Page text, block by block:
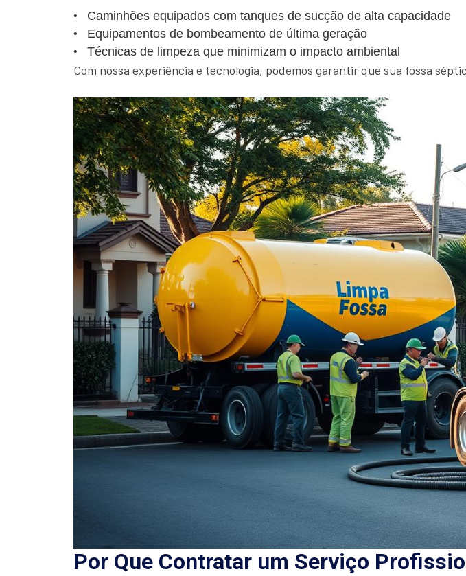
Caminhões equipados com tanques de sucção de alta capacidade
Equipamentos de bombeamento de última geração
Técnicas de limpeza que minimizam o impacto ambiental
Com nossa experiência e tecnologia, podemos garantir que sua fossa
Por Que Contratar um Serviço